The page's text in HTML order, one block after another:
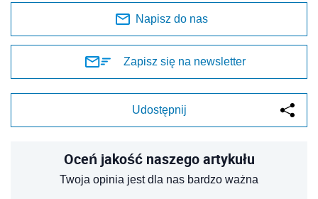
Napisz do nas
Zapisz się na newsletter
Udostępnij
Oceń jakość naszego artykułu
Twoja opinia jest dla nas bardzo ważna